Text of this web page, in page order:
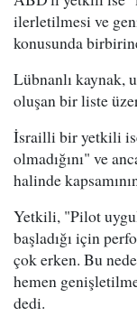
ilerletilmesi ve
konusunda
Lübnanlı kaynak,
oluşan bir liste
İsrailli bir yetkili
olmadığını" ve
halinde
Yetkili, "Pilot
başladığı için
çok erken. Bu
hemen
dedi.